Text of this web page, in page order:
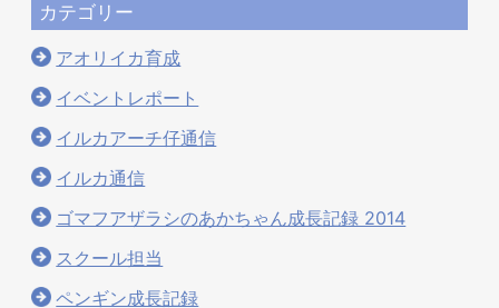
カテゴリー
アオリイカ育成
イベントレポート
イルカアーチ仔通信
イルカ通信
ゴマフアザラシのあかちゃん成長記録 2014
スクール担当
ペンギン成長記録